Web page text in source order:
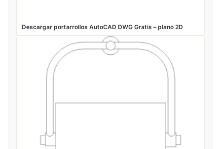
Descargar portarrollos AutoCAD DWG Gratis – plano 2D